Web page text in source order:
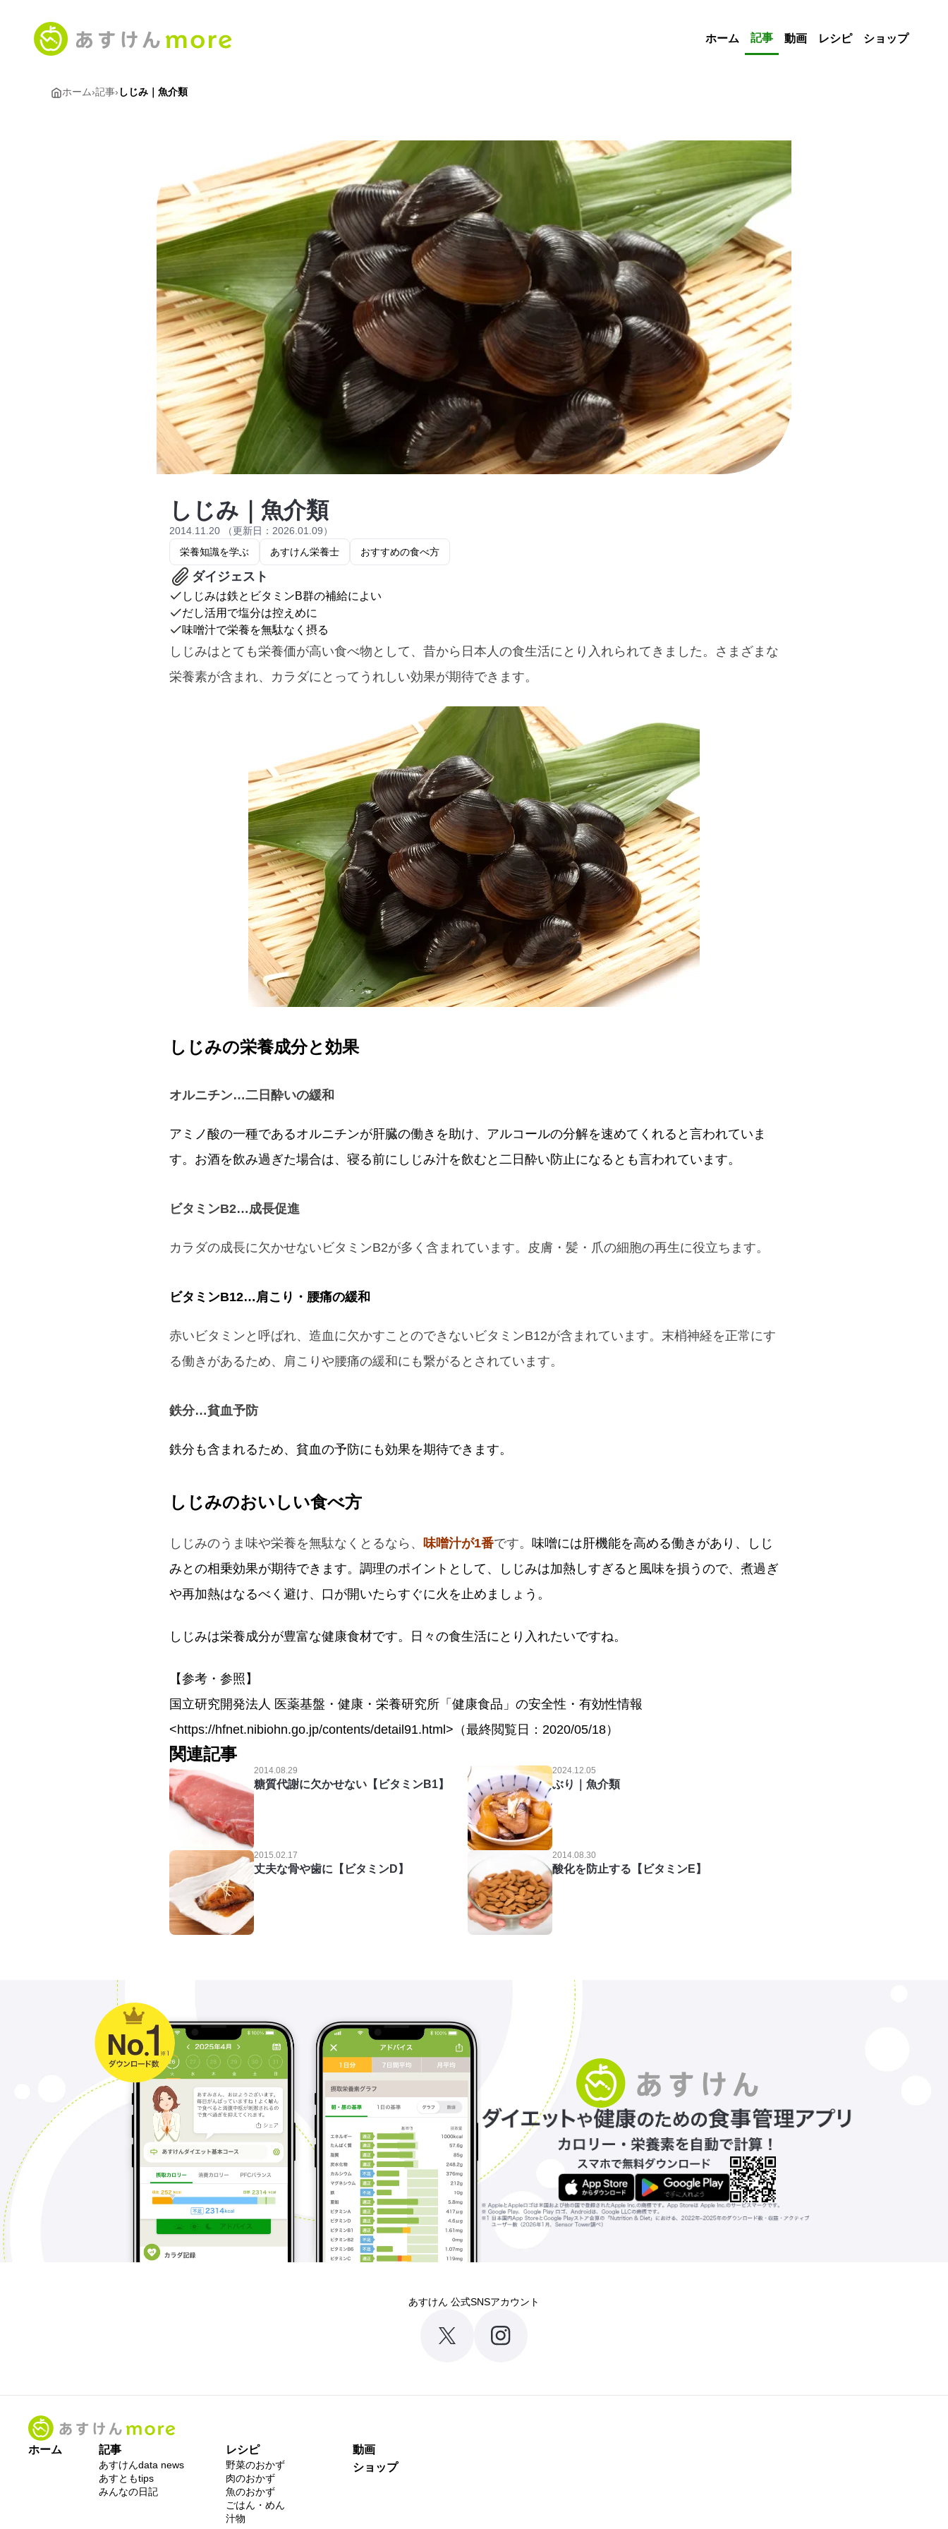
ホーム 記事 動画 レシピ ショップ
ホーム›記事› しじみ｜魚介類
しじみ｜魚介類
2014.11.20 （更新日：2026.01.09）
栄養知識を学ぶ
あすけん栄養士 おすすめの食べ方
ダイジェスト
しじみは鉄とビタミンB群の補給によい
だし活用で塩分は控えめに
味噌汁で栄養を無駄なく摂る
しじみはとても栄養価が高い食べ物として、昔から日本人の食生活にとり入れられてきました。さまざまな
栄養素が含まれ、カラダにとってうれしい効果が期待できます。
しじみの栄養成分と効果
オルニチン…二日酔いの緩和
アミノ酸の一種であるオルニチンが肝臓の働きを助け、アルコールの分解を速めてくれると言われていま
す。お酒を飲み過ぎた場合は、寝る前にしじみ汁を飲むと二日酔い防止になるとも言われています。
ビタミンB2…成長促進
カラダの成長に欠かせないビタミンB2が多く含まれています。皮膚・髪・爪の細胞の再生に役立ちます。
ビタミンB12…肩こり・腰痛の緩和
赤いビタミンと呼ばれ、造血に欠かすことのできないビタミンB12が含まれています。末梢神経を正常にす
る働きがあるため、肩こりや腰痛の緩和にも繋がるとされています。
鉄分…貧血予防
鉄分も含まれるため、貧血の予防にも効果を期待できます。
しじみのおいしい食べ方
しじみのうま味や栄養を無駄なくとるなら、 味噌汁が1番です。 味噌には肝機能を高める働きがあり、しじ
みとの相乗効果が期待できます。調理のポイントとして、しじみは加熱しすぎると風味を損うので、煮過ぎ
や再加熱はなるべく避け、口が開いたらすぐに火を止めましょう。
しじみは栄養成分が豊富な健康食材です。日々の食生活にとり入れたいですね。
【参考・参照】
国立研究開発法人 医薬基盤・健康・栄養研究所「健康食品」の安全性・有効性情報
<https://hfnet.nibiohn.go.jp/contents/detail91.html>（最終閲覧日：2020/05/18）
関連記事
2014.08.29
糖質代謝に欠かせない【ビタミンB1】
2024.12.05
ぶり｜魚介類
2015.02.17
丈夫な骨や歯に【ビタミンD】
2014.08.30
酸化を防止する【ビタミンE】
あすけん 公式SNSアカウント
ホーム 記事
あすけんdata news
あすともtips
みんなの日記
レシピ
野菜のおかず
肉のおかず
魚のおかず
ごはん・めん
汁物
動画
ショップ